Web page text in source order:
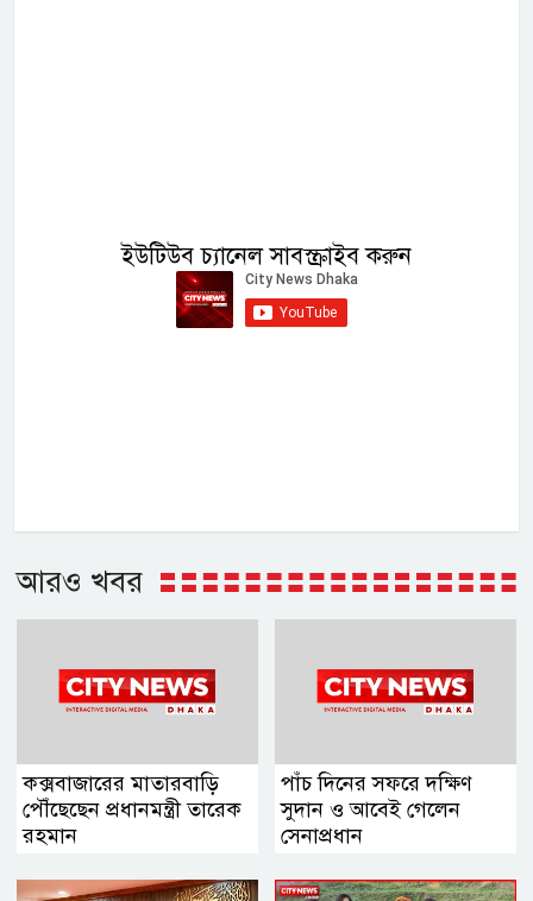
ইউটিউব চ্যানেল সাবস্ক্রাইব করুন
আরও খবর
কক্সবাজারের মাতারবাড়ি
পৌঁছেছেন প্রধানমন্ত্রী তারেক
রহমান
পাঁচ দিনের সফরে দক্ষিণ
সুদান ও আবেই গেলেন
সেনাপ্রধান